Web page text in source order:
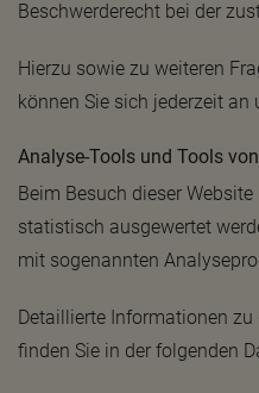
Beschwerderecht bei der
Hierzu sowie zu weiteren
können Sie sich jederzeit an
Analyse-Tools und Tools
Beim Besuch dieser
statistisch ausgewertet
mit sogenannten
Detaillierte Informationen
finden Sie in der folgenden